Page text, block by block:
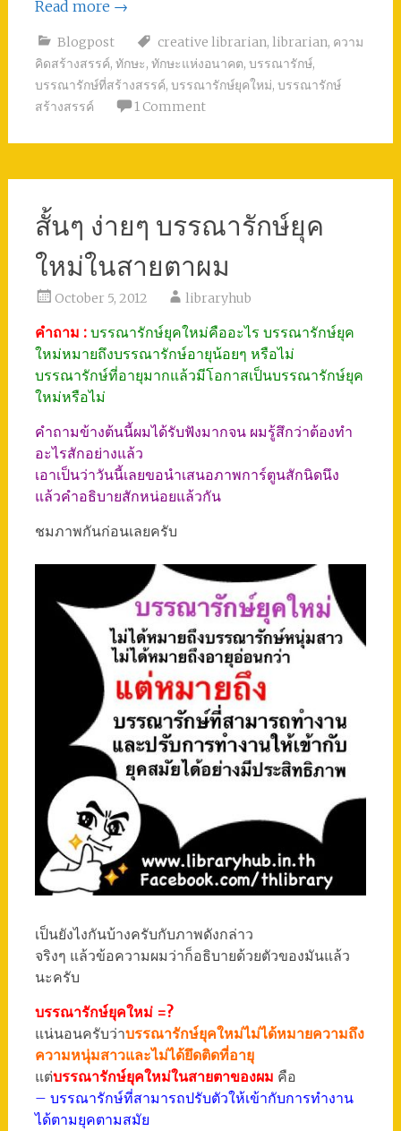
Read more →
Blogpost creative librarian, librarian, ความ
คิดสร้างสรรค์, ทักษะ, ทักษะแห่งอนาคต, บรรณารักษ์,
บรรณารักษ์ที่สร้างสรรค์, บรรณารักษ์ยุคใหม่, บรรณารักษ์
สร้างสรรค์
1 Comment
สั้นๆ ง่ายๆ บรรณารักษ์ยุค
ใหม่ในสายตาผม
October 5, 2012 libraryhub
คำถาม : บรรณารักษ์ยุคใหม่คืออะไร บรรณารักษ์ยุค
ใหม่หมายถึงบรรณารักษ์อายุน้อยๆ หรือไม่
บรรณารักษ์ที่อายุมากแล้วมีโอกาสเป็นบรรณารักษ์ยุค
ใหม่หรือไม่
คำถามข้างต้นนี้ผมได้รับฟังมากจน ผมรู้สึกว่าต้องทำ
อะไรสักอย่างแล้ว
เอาเป็นว่าวันนี้เลยขอนำเสนอภาพการ์ตูนสักนิดนึง
แล้วคำอธิบายสักหน่อยแล้วกัน
ชมภาพกันก่อนเลยครับ
เป็นยังไงกันบ้างครับกับภาพดังกล่าว
จริงๆ แล้วข้อความผมว่าก็อธิบายด้วยตัวของมันแล้ว
นะครับ
บรรณารักษ์ยุคใหม่ =?
แน่นอนครับว่าบรรณารักษ์ยุคใหม่ไม่ได้หมายความถึง
ความหนุ่มสาวและไม่ได้ยึดติดที่อายุ
แต่บรรณารักษ์ยุคใหม่ในสายตาของผม คือ
– บรรณารักษ์ที่สามารถปรับตัวให้เข้ากับการทำงาน
ได้ตามยุคตามสมัย